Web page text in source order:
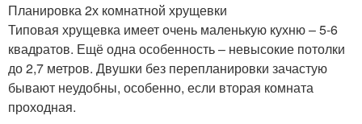
Планировка 2х комнатной хрущевки
Типовая хрущевка имеет очень маленькую кухню – 5-6
квадратов. Ещё одна особенность – невысокие потолки
до 2,7 метров. Двушки без перепланировки зачастую
бывают неудобны, особенно, если вторая комната
проходная.